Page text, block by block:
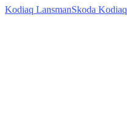
Kodiaq LansmanSkoda Kodiaq